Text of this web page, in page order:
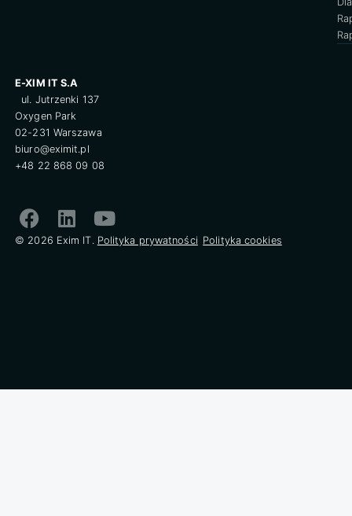
E-XIM IT S.A
ul. Jutrzenki 137
Oxygen Park
02-231 Warszawa
biuro@eximit.pl
+48 22 868 09 08
© 2026 Exim IT. Polityka prywatności Polityka cookies